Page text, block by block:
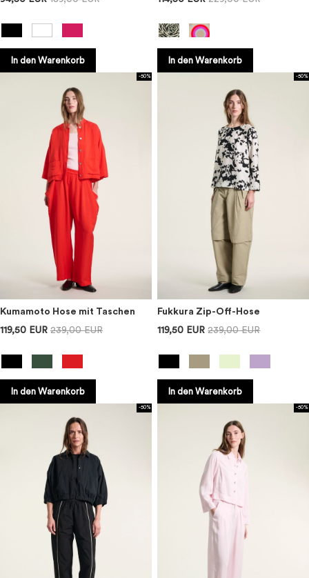
In den Warenkorb In den Warenkorb
-50%
Kumamoto Hose mit Taschen
119,50 EUR 239,00 EUR
In den Warenkorb
-50%
Fukkura Zip-Off-Hose
119,50 EUR 239,00 EUR
In den Warenkorb
-50% -50%